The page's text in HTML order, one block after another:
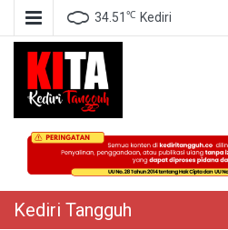
34.51 ℃ Kediri
Kediri
Berita Akurat Terpercaya
Kediri Tangguh